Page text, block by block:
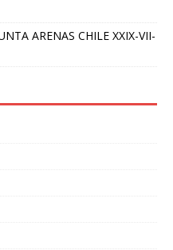
ARENAS CHILE XXIX-VII-